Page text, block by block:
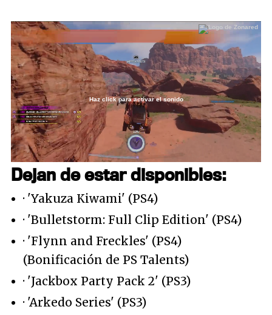
Loaded
:
30.62%
Haz click para activar el sonido
Dejan de estar disponibles:
· 'Yakuza Kiwami' (PS4)
· 'Bulletstorm: Full Clip Edition' (PS4)
· 'Flynn and Freckles' (PS4)
(Bonificación de PS Talents)
· 'Jackbox Party Pack 2' (PS3)
· 'Arkedo Series' (PS3)